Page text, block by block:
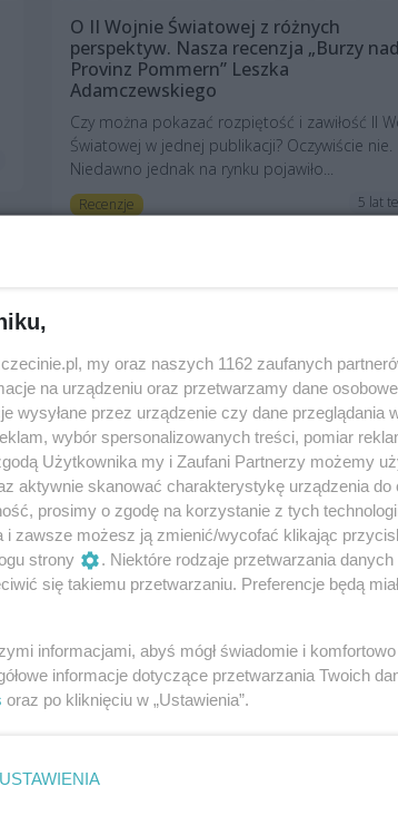
O II Wojnie Światowej z różnych
perspektyw. Nasza recenzja „Burzy nad
Provinz Pommern” Leszka
Adamczewskiego
Czy można pokazać rozpiętość i zawiłość II
Światowej w jednej publikacji? Oczywiście nie.
Niedawno jednak na rynku pojawiło...
Recenzje 5 lat
Gdyby w Szczecinie miało dojść do
podłożenia bomby, co byłoby celem
wybuchu? Herman w najnowszej
ma na to pomysł
prace przy odbudowie zniszczonych w czasie
wojny spichlerzy. Wszystko się komplikuje,...
Recenzje
my oraz naszych 1162 zaufanych
na urządzeniu oraz przetwarzamy dane
wysyłane przez urządzenie czy dane przeglądania
wybór spersonalizowanych treści, pomiar
Użytkownika my i Zaufani Partnerzy możemy
aktywnie skanować charakterystykę urządzenia do
prosimy o zgodę na korzystanie z tych
i zawsze możesz ją zmienić/wycofać klikając
strony
. Niektóre rodzaje przetwarzania
się takiemu przetwarzaniu. Preferencje będą
informacjami, abyś mógł świadomie i
informacje dotyczące przetwarzania Twoich
oraz po kliknięciu w „Ustawienia”.
USTAWIENIA